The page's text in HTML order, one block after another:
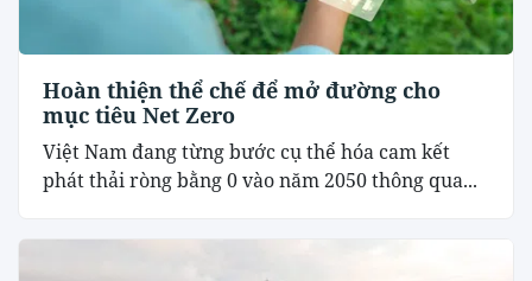
Hoàn thiện thể chế để mở đường cho
mục tiêu Net Zero
Việt Nam đang từng bước cụ thể hóa cam kết
phát thải ròng bằng 0 vào năm 2050 thông qua...